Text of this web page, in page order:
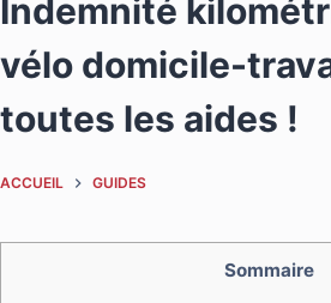
Indemnité
vélo domicile-
toutes les aides !
ACCUEIL GUIDES
Sommaire